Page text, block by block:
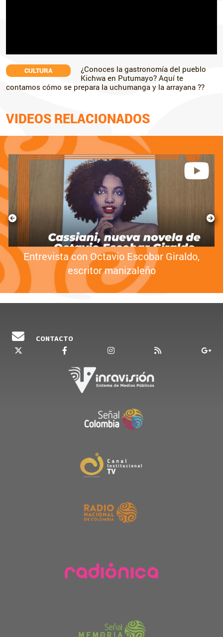
CULTURA
¿Conoces la gastronomía del pueblo
Kichwa en Putumayo? Aquí te
contamos cómo se prepara la uchumanga y la arrayana ??
VIDEOS RELACIONADOS
Entrevista con Octavio Escobar Giraldo,
escritor manizaleño
CONTACTO